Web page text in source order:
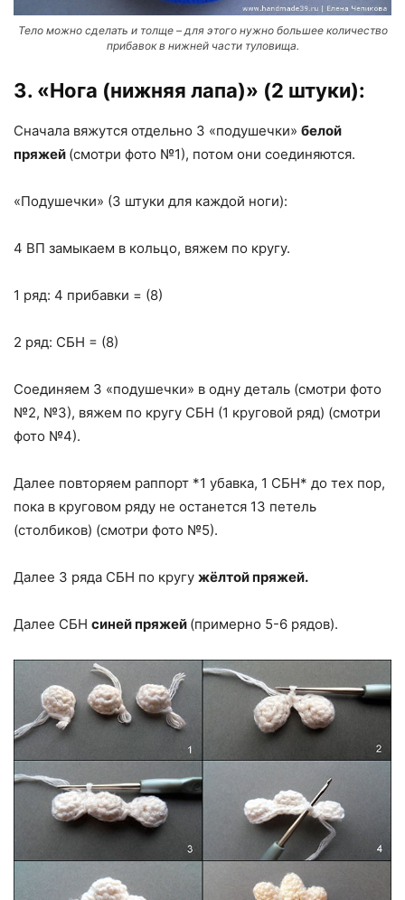
Тело можно сделать и толще – для этого нужно большее количество
прибавок в нижней части туловища.
3. «Нога (нижняя лапа)» (2 штуки):
Сначала вяжутся отдельно 3 «подушечки» белой
пряжей (смотри фото №1), потом они соединяются.
«Подушечки» (3 штуки для каждой ноги):
4 ВП замыкаем в кольцо, вяжем по кругу.
1 ряд: 4 прибавки = (8)
2 ряд: СБН = (8)
Соединяем 3 «подушечки» в одну деталь (смотри фото
№2, №3), вяжем по кругу СБН (1 круговой ряд) (смотри
фото №4).
Далее повторяем раппорт *1 убавка, 1 СБН* до тех пор,
пока в круговом ряду не останется 13 петель
(столбиков) (смотри фото №5).
Далее 3 ряда СБН по кругу жёлтой пряжей.
Далее СБН синей пряжей (примерно 5-6 рядов).